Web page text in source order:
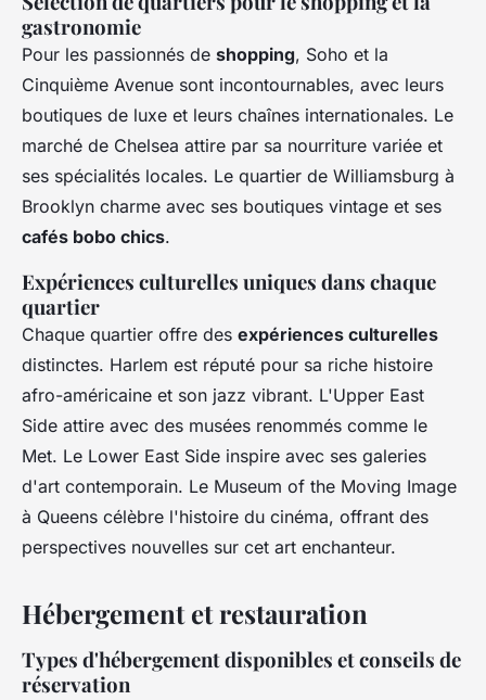
gastronomie
Pour les passionnés de shopping, Soho et la
Cinquième Avenue sont incontournables, avec leurs
boutiques de luxe et leurs chaînes internationales. Le
marché de Chelsea attire par sa nourriture variée et
ses spécialités locales. Le quartier de Williamsburg à
Brooklyn charme avec ses boutiques vintage et ses
cafés bobo chics.
Expériences culturelles uniques dans chaque
quartier
Chaque quartier offre des expériences culturelles
distinctes. Harlem est réputé pour sa riche histoire
afro-américaine et son jazz vibrant. L'Upper East
Side attire avec des musées renommés comme le
Met. Le Lower East Side inspire avec ses galeries
d'art contemporain. Le Museum of the Moving Image
à Queens célèbre l'histoire du cinéma, offrant des
perspectives nouvelles sur cet art enchanteur.
Hébergement et restauration
Types d'hébergement disponibles et conseils de
réservation